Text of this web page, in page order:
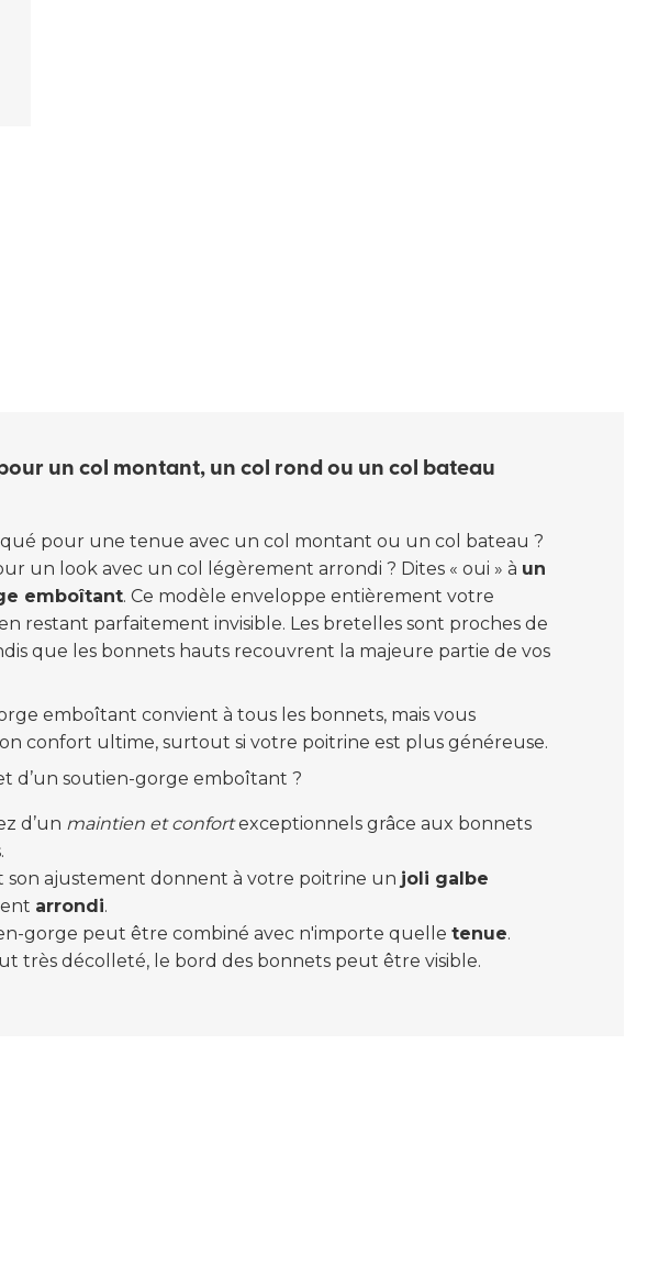
un col montant, un col rond ou un col bateau
pour une tenue avec un col montant ou un col bateau ?
un look avec un col légèrement arrondi ? Dites « oui » à un
emboîtant. Ce modèle enveloppe entièrement votre
restant parfaitement invisible. Les bretelles sont proches de
que les bonnets hauts recouvrent la majeure partie de vos
emboîtant convient à tous les bonnets, mais vous
confort ultime, surtout si votre poitrine est plus généreuse.
d’un soutien-gorge emboîtant ?
d’un maintien et confortexceptionnels grâce aux bonnets
son ajustement donnent à votre poitrine un joli galbe
arrondi.
gorge peut être combiné avec n'importe quelletenue.
très décolleté, le bord des bonnets peut être visible.